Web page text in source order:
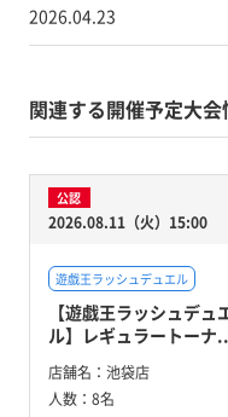
2026.04.23
関連する開催予定大会
公認
2026.08.11（火）15:00
遊戯王ラッシュデュエル
【遊戯王ラッシュデュ
ル】レギュラートーナ
店舗名： 池袋店
人数： 8名